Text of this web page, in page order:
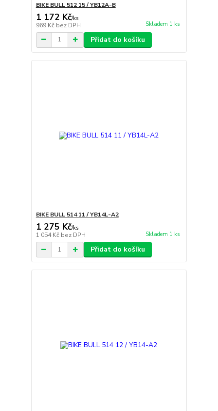
BIKE BULL 512 15 / YB12A-B
1 172 Kč/ks
969 Kč bez DPH Skladem 1 ks
Přidat do košíku
BIKE BULL 514 11 / YB14L-A2
1 275 Kč/ks
1 054 Kč bez DPH Skladem 1 ks
Přidat do košíku